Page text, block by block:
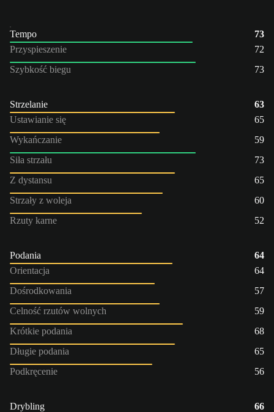
Tempo
73
Przyspieszenie
72
Szybkość biegu
73
Strzelanie
63
Ustawianie się
65
Wykańczanie
59
Siła strzału
73
Z dystansu
65
Strzały z woleja
60
Rzuty karne
52
Podania
64
Orientacja
64
Dośrodkowania
57
Celność rzutów wolnych
59
Krótkie podania
68
Długie podania
65
Podkręcenie
56
Drybling
66